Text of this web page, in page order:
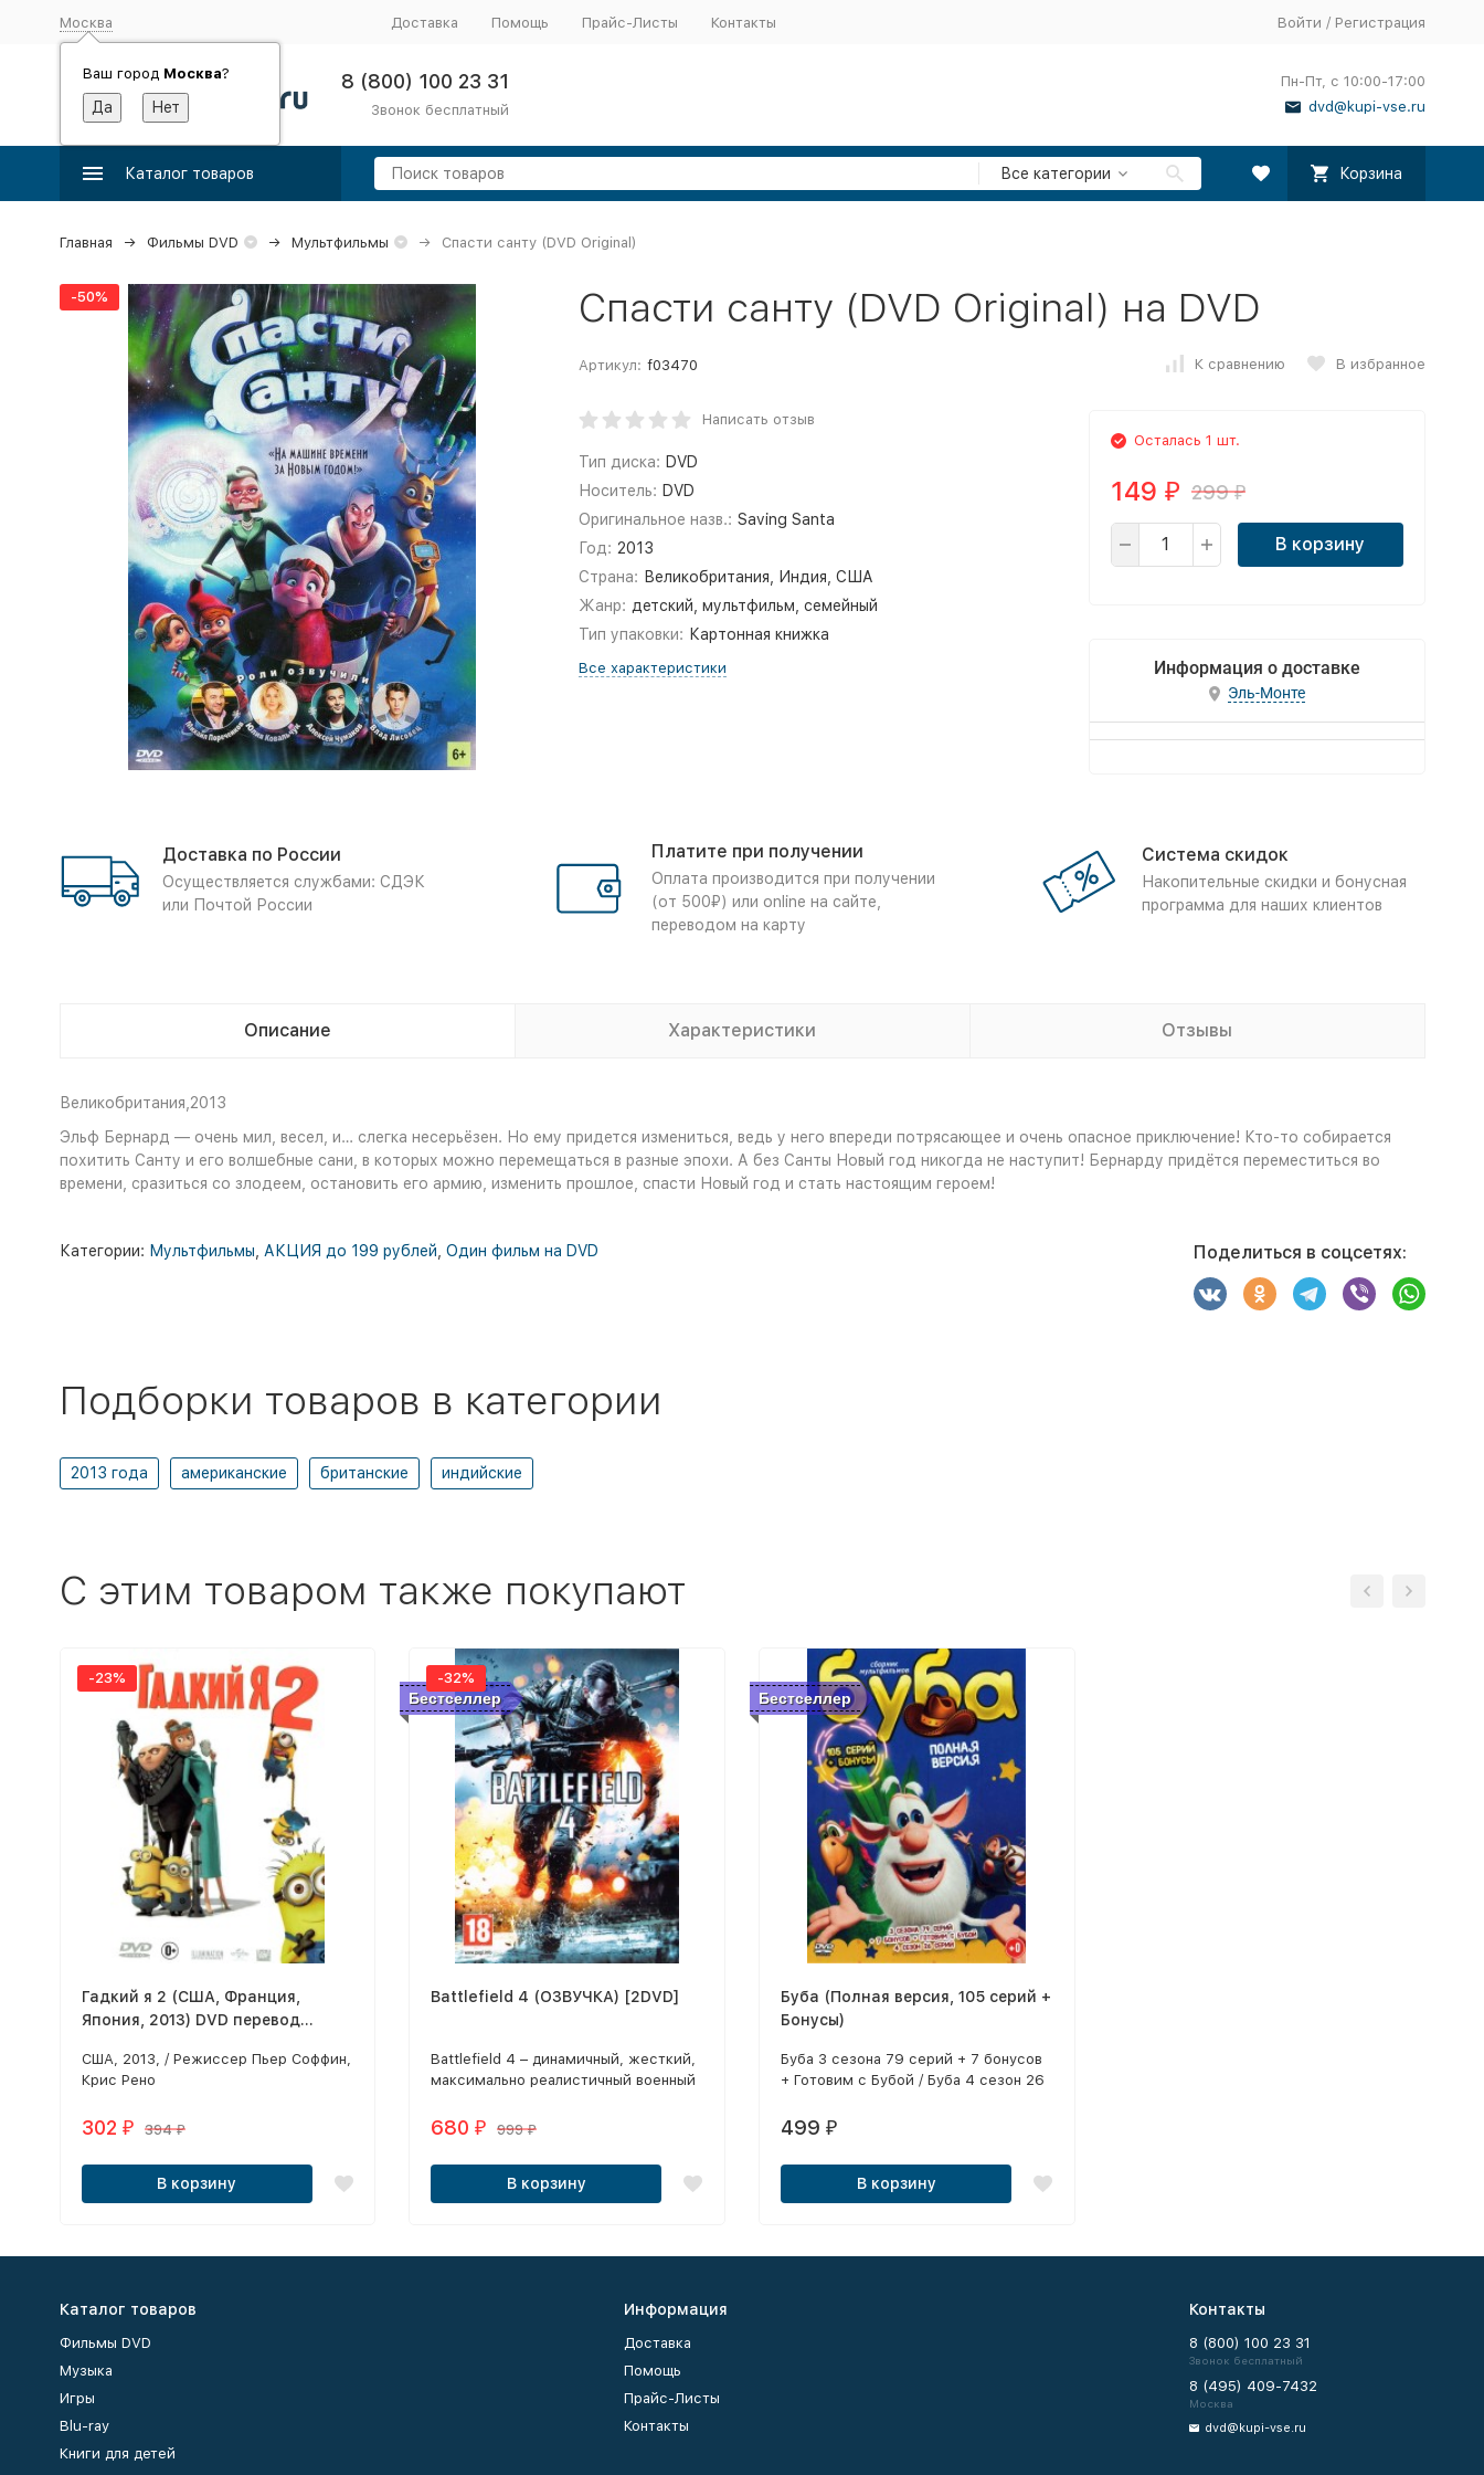
Москва
Ваш город Москва?
Доставка Помощь Прайс-Листы Контакты Войти / Регистрация
8 (800) 100 23 31
Звонок бесплатный
Пн-Пт, с 10:00-17:00
dvd@kupi-vse.ru
Каталог товаров Все категории Корзина
Главная Фильмы DVD Мультфильмы Спасти санту (DVD Original)
-50% Спасти санту (DVD Original) на DVD
Артикул: f03470 К сравнению В избранное
Написать отзыв
Тип диска: DVD
Носитель: DVD
Оригинальное назв.: Saving Santa
Год: 2013
Страна: Великобритания, Индия, США
Жанр: детский, мультфильм, семейный
Тип упаковки: Картонная книжка
Все характеристики
Осталась 1 шт.
149 ₽ 299₽
В корзину
Информация о доставке
Эль-Монте
Доставка по России
Осуществляется службами: СДЭК
или Почтой России
Платите при получении
Оплата производится при получении
(от 500₽) или online на сайте,
переводом на карту
Система скидок
Накопительные скидки и бонусная
программа для наших клиентов
Описание Характеристики Отзывы
Великобритания,2013
Эльф Бернард — очень мил, весел, и… слегка несерьёзен. Но ему придется измениться, ведь у него впереди потрясающее и очень опасное приключение! Кто-то собирается
похитить Санту и его волшебные сани, в которых можно перемещаться в разные эпохи. А без Санты Новый год никогда не наступит! Бернарду придётся переместиться во
времени, сразиться со злодеем, остановить его армию, изменить прошлое, спасти Новый год и стать настоящим героем!
Категории: Мультфильмы АКЦИЯ до 199 рублей Один фильм на DVD Поделиться в соцсетях:
Подборки товаров в категории
2013 года американские британские индийские
C этим товаром также покупают
-23%
Гадкий я 2 (США, Франция,
Япония, 2013) DVD перевод
(дублированный)
США, 2013, / Режиссер Пьер Соффин,
Крис Рено
302 ₽ 394₽
В корзину
Бестселлер
-32%
Battlefield 4 (ОЗВУЧКА) [2DVD]
Battlefield 4 – динамичный, жесткий,
максимально реалистичный военный
мощь и гибкость движка нового
предоставляет еще большую, чем
прежде, свободу в действиях и
поступках, позволяет вам
выбирать собственный путь к
680₽ 999₽
В корзину
Бестселлер
Буба (Полная версия, 105 серий +
Бонусы)
Буба 3 сезона 79 серий + 7 бонусов
+ Готовим с Бубой / Буба 4 сезон 26
499 ₽
В корзину
Каталог товаров
Фильмы DVD
Музыка
Игры
Blu-ray
Книги для детей
Информация
Доставка
Помощь
Прайс-Листы
Контакты
Контакты
8 (800) 100 23 31
Звонок бесплатный
8 (495) 409-7432
Москва
dvd@kupi-vse.ru